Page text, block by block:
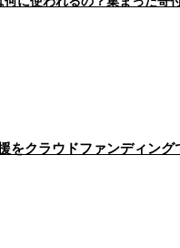
をクラウドファンディング